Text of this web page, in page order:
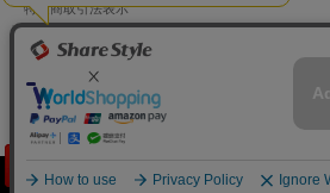
特定商取引法表示
個人情報の取扱い
サイトマップ
お問い合わせ
Copyright (C) All Rights